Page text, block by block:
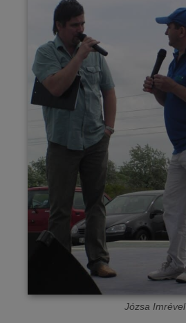
Józsa Imrével